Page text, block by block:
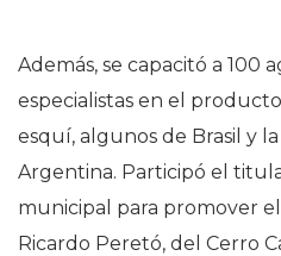
Además, se capacitó a 100
especialistas en el
esquí, algunos de Brasil y
Argentina. Participó el
municipal para promover
Ricardo Peretó, del Cerro